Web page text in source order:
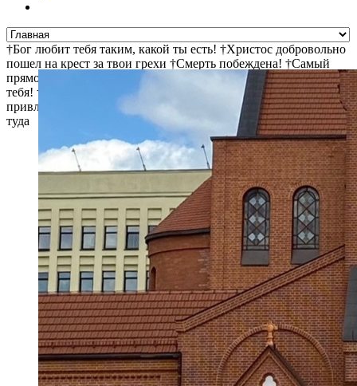
†Бог любит тебя таким, какой ты есть! †Христос добровольно
пошел на крест за твои грехи †Смерть побеждена! †Самый
прямой путь к спасению - не осуждай! †Иисус ищет и ждет
тебя! †Христос воскрес! †Дьявол не может сделать ад
привлекательным, поэтому он делает привлекательной дорогу
туда